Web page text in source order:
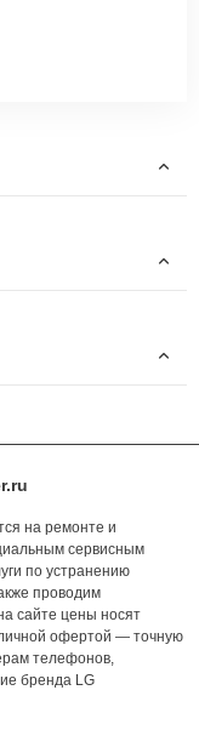
на ремонте и
сервисным
по устранению
проводим
сайте цены носят
офертой — точную
телефонов,
бренда LG